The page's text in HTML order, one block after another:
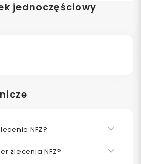
jednoczęściowy
NFZ?
zlecenia NFZ?